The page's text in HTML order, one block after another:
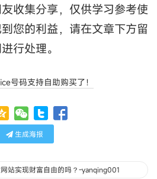
收集分享，仅供学习参考使
您的利益，请在文章下方留
行处理。
号码支持自助购买了！
生成海报
站实现财富自由的吗？-yanqing001